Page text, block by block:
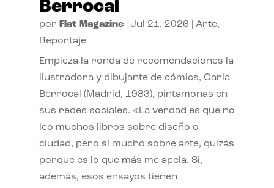
Berrocal
por Flat Magazine| Jul 21, 2026 Arte,
Reportaje
Empieza la ronda de recomendaciones la
ilustradora y dibujante de cómics, Carla
Berrocal (Madrid, 1983), pintamonas en
sus redes sociales. «La verdad es que no
leo muchos libros sobre diseño o
ciudad, pero sí mucho sobre arte, quizás
porque es lo que más me apela. Si,
además, esos ensayos tienen